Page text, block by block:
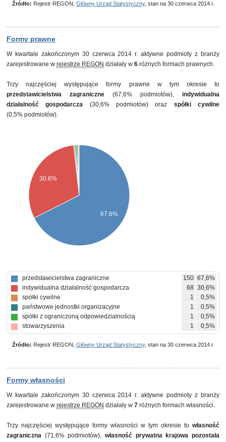
Źródło: Rejestr REGON, Główny Urząd Statystyczny, stan na 30 czerwca 2014 r.
Formy prawne
W kwartale zakończonym 30 czerwca 2014 r. aktywne podmioty z branży
zarejestrowane w rejestrze REGON działały w 6 różnych formach prawnych.
Trzy najczęściej występujące formy prawne w tym okresie to
przedstawicielstwa zagraniczne (67,6% podmiotów), indywidualna
działalność gospodarcza (30,6% podmiotów) oraz spółki cywilne
(0,5% podmiotów).
30.6%
67.6%
przedstawicielstwa zagraniczne 150 67,6%
indywidualna działalność gospodarcza
68 30,6%
spółki cywilne
1
0,5%
państwowe jednostki organizacyjne
1
0,5%
spółki z ograniczoną odpowiedzialnością
1
0,5%
stowarzyszenia
1 0,5%
Źródło: Rejestr REGON, Główny Urząd Statystyczny, stan na 30 czerwca 2014 r.
Formy własności
W kwartale zakończonym 30 czerwca 2014 r. aktywne podmioty z branży
zarejestrowane w rejestrze REGON działały w 7 różnych formach własności.
Trzy najczęściej występujące formy własności w tym okresie to własność
zagraniczna (71,6% podmiotów), własność prywatna krajowa pozostała